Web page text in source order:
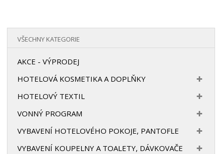
VŠECHNY KATEGORIE
AKCE - VÝPRODEJ
HOTELOVÁ KOSMETIKA A DOPLŇKY
HOTELOVÝ TEXTIL
VONNÝ PROGRAM
VYBAVENÍ HOTELOVÉHO POKOJE, PANTOFLE
VYBAVENÍ KOUPELNY A TOALETY, DÁVKOVAČE